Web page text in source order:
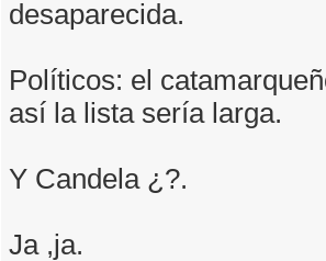
desaparecida.
Políticos: el
así la lista sería larga.
Y Candela ¿?.
Ja ,ja.